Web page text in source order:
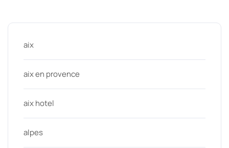
aix
aix en provence
aix hotel
alpes